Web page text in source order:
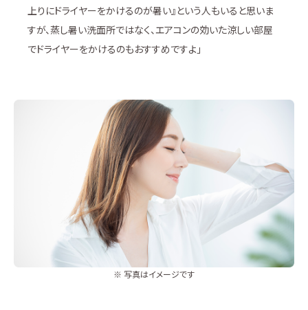
上りにドライヤーをかけるのが暑い』という人もいると思いま
すが、蒸し暑い洗面所ではなく、エアコンの効いた涼しい部屋
でドライヤーをかけるのもおすすめですよ」
※ 写真はイメージです